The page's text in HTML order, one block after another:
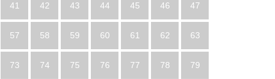
41 42 43 44 45 46 47
57 58 59 60 61 62 63
73 74 75 76 77 78 79